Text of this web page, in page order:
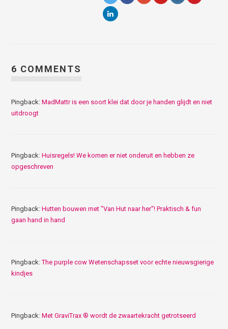
6 COMMENTS
Pingback:MadMattr is een soort klei dat door je handen glijdt en niet
uitdroogt
Pingback:Huisregels! We komen er niet onderuit en hebben ze
opgeschreven
Pingback:Hutten bouwen met "Van Hut naar her"! Praktisch & fun
gaan hand in hand
Pingback:The purple cow Wetenschapsset voor echte nieuwsgierige
kindjes
Pingback:Met GraviTrax ® wordt de zwaartekracht getrotseerd